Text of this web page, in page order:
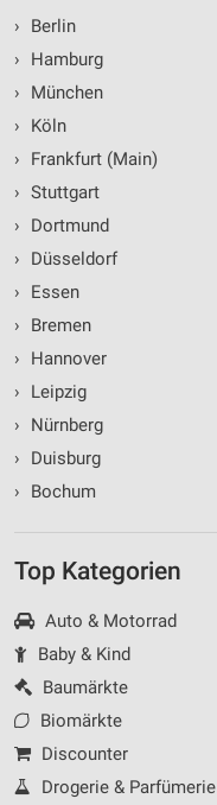
›
Berlin
›
Hamburg
›
München
›
Köln
›
Frankfurt (Main)
› Stuttgart
›
Dortmund
›
Düsseldorf
›
Essen
›
Bremen
›
Hannover
›
Leipzig
›
Nürnberg
›
Duisburg
›
Bochum
Top Kategorien
Auto & Motorrad
Baby & Kind
Baumärkte
Biomärkte
Discounter
Drogerie & Parfümerie